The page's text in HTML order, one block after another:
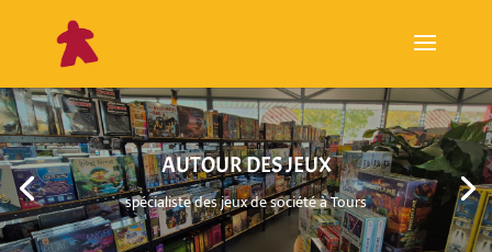
AUTOUR DES JEUX
spécialiste des jeux de société à Tours